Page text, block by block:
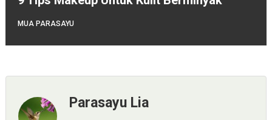
MUA PARASAYU
Parasayu Lia